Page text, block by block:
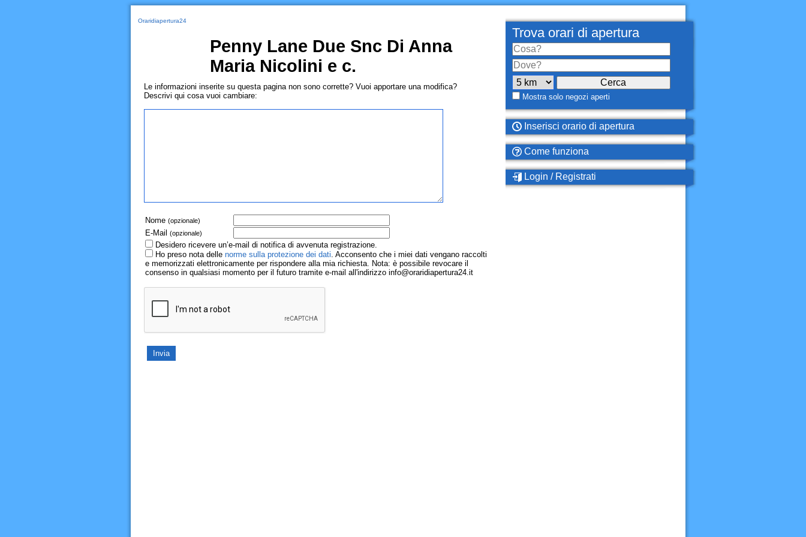
Oraridiapertura24
Penny Lane Due Snc Di Anna
Maria Nicolini e c.
Le informazioni inserite su questa pagina non sono corrette? Vuoi apportare una modifica?
Descrivi qui cosa vuoi cambiare:
Nome (opzionale)
E-Mail (opzionale)
Desidero ricevere un’e-mail di notifica di avvenuta registrazione.
Ho preso nota delle norme sulla protezione dei dati. Acconsento che i miei dati vengano raccolti
e memorizzati elettronicamente per rispondere alla mia richiesta. Nota: è possibile revocare il
consenso in qualsiasi momento per il futuro tramite e-mail all'indirizzo info@oraridiapertura24.it
Trova orari di apertura
Mostra solo negozi aperti
Inserisci orario di apertura
Come funziona
Login / Registrati